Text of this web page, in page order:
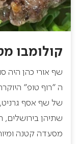
קולומבו
שף אורי כהן היה
ה "רוף טופ"
של שף אסף
שתיהן
מסעדה קטנה